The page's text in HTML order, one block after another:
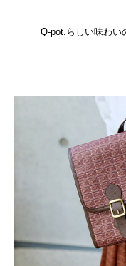
Q-pot.らしい味わい